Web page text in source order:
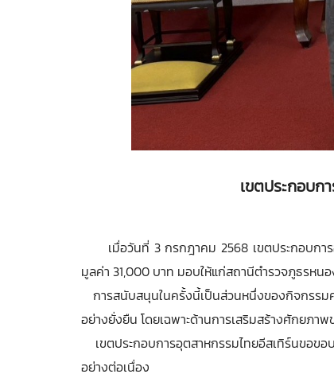
เขตประกอบ
เมื่อวันที่ 3 กรกฎาคม 2568 เขตประกอบการ
มูลค่า 31,000 บาท มอบให้แก่สถานีตำรวจภูธรหน
การสนับสนุนในครั้งนี้เป็นส่วนหนึ่งของกิจกรร
อย่างยั่งยืน โดยเฉพาะด้านการเสริมสร้างศักยภา
เขตประกอบการอุตสาหกรรมไทยอีสเทิร์นขอ
อย่างต่อเนื่อง